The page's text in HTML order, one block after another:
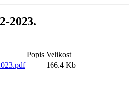
2023.
Popis Velikost
166.4 Kb